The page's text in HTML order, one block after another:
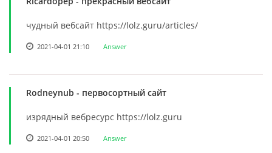
чудный вебсайт https://lolz.guru/articles/
2021-04-01 21:10 Answer
Rodneynub - первосортный сайт
изрядный вебресурс https://lolz.guru
2021-04-01 20:50 Answer